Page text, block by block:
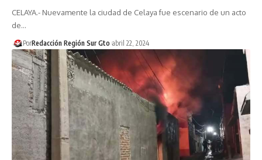
CELAYA.- Nuevamente la ciudad de Celaya fue escenario de un acto
de…
PorRedacción Región Sur Gto abril 22, 2024